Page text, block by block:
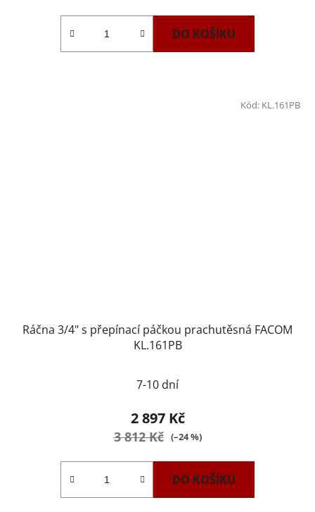
DO KOŠÍKU
Ráčna 3/4" s přepínací páčkou prachutěsná FACOM
KL.161PB
7-10 dní
2 897 Kč
3 812 Kč (–24 %)
DO KOŠÍKU
Kód: KL.161PB